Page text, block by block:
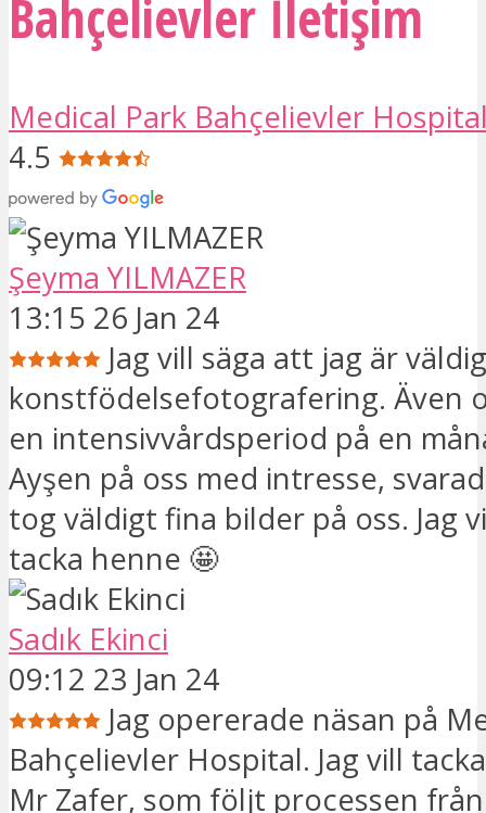
Bahçelievler İletişim
Medical Park Bahçelievler
4.5
Şeyma YILMAZER
13:15 26 Jan 24
Jag vill säga att jag är
konstfödelsefotografering. Även
en intensivvårdsperiod på en
Ayşen på oss med intresse,
tog väldigt fina bilder på oss. Jag
tacka henne 🤩
Sadık Ekinci
09:12 23 Jan 24
Jag opererade näsan på
Bahçelievler Hospital. Jag vill
Mr Zafer, som följt processen